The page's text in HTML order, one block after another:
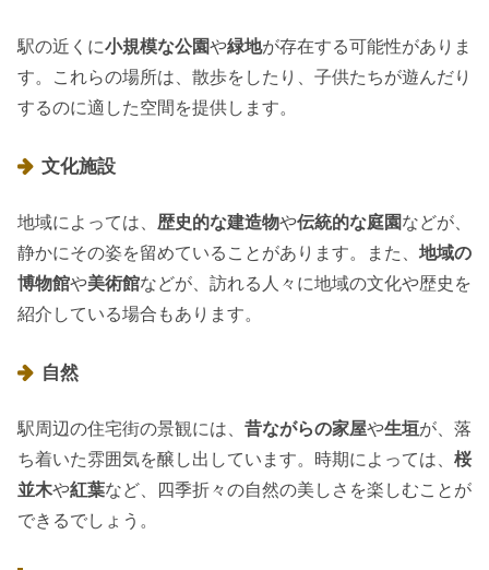
駅の近くに小規模な公園や緑地が存在する可能性がありま
す。これらの場所は、散歩をしたり、子供たちが遊んだり
するのに適した空間を提供します。
文化施設
地域によっては、 歴史的な建造物や伝統的な庭園などが、
静かにその姿を留めていることがあります。また、 地域の
博物館や美術館などが、訪れる人々に地域の文化や歴史を
紹介している場合もあります。
自然
駅周辺の住宅街の景観には、 昔ながらの家屋や生垣が、落
ち着いた雰囲気を醸し出しています。時期によっては、 桜
並木や紅葉など、四季折々の自然の美しさを楽しむことが
できるでしょう。